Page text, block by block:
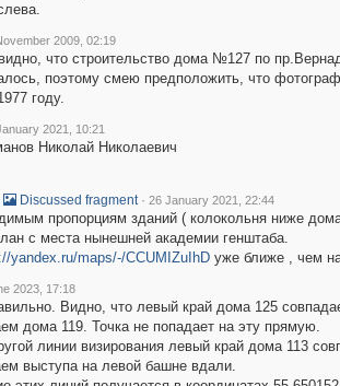
2009, 02:19
что строительство дома №127 по
поэтому смею предположить, что
году.
2021, 10:21
Николай Николаевич
Discussed fragment · 26 January 2021, 22:44
пропорциям зданий ( колокольня ниже
с места нынешней академии генштаба.
yandex.ru/maps/-/CCUMIZuIhDуже ближе , чем
2023, 17:18
Видно, что левый край дома 125
дома 119. Точка не попадает на эту прямую.
линии визирования левый край дома 113
выступа на левой башне вдали.